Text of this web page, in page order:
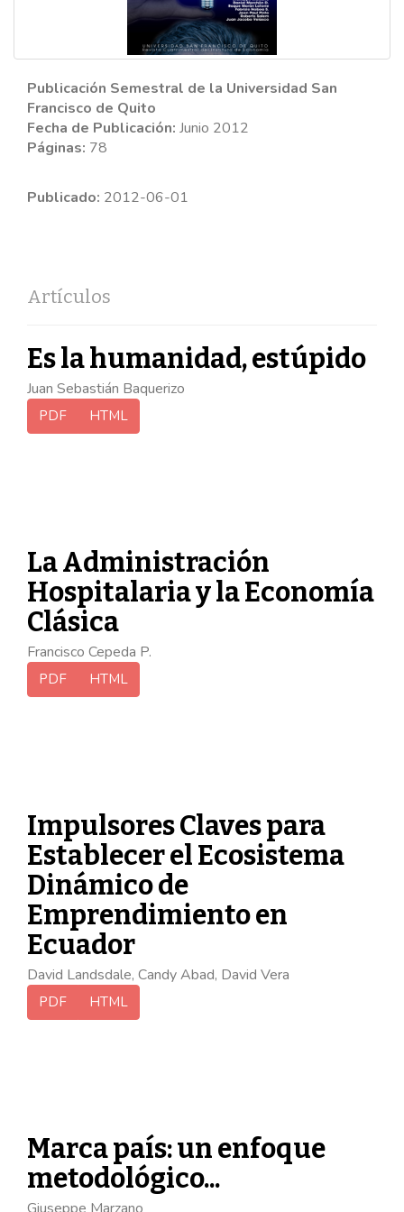
Publicación Semestral de la Universidad San
Francisco de Quito
Fecha de Publicación: Junio 2012
Páginas: 78
Publicado: 2012-06-01
Artículos
Es la humanidad, estúpido
Juan Sebastián Baquerizo
PDF HTML
La Administración
Hospitalaria y la Economía
Clásica
Francisco Cepeda P.
PDF HTML
Impulsores Claves para
Establecer el Ecosistema
Dinámico de
Emprendimiento en
Ecuador
David Landsdale, Candy Abad, David Vera
PDF HTML
Marca país: un enfoque
metodológico...